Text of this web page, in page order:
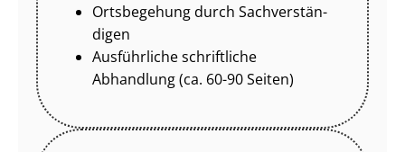
Ortsbegehung durch Sach­ver­stän­
di­gen
Ausführliche schriftliche
Abhandlung (ca. 60-90 Seiten)